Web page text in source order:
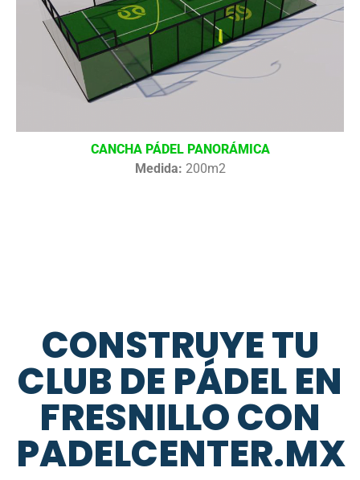
CANCHA PÁDEL PANORÁMICA
Medida: 200m2
CONSTRUYE TU
CLUB DE PÁDEL EN
FRESNILLO CON
PADELCENTER.MX